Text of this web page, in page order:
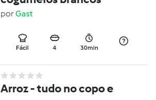
porGast
Fácil 4 30min
Arroz - tudo no copo e